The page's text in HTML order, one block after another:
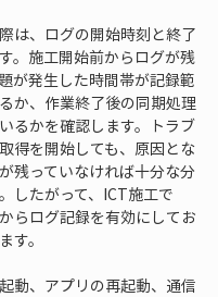
は、ログの開始時刻と終了
。施工開始前からログが残
が発生した時間帯が記録範
か、作業終了後の同期処理
るかを確認します。トラブ
得を開始しても、原因とな
残っていなければ十分な分
したがって、ICT施工で
らログ記録を有効にしてお
す。
動、アプリの再起動、通信